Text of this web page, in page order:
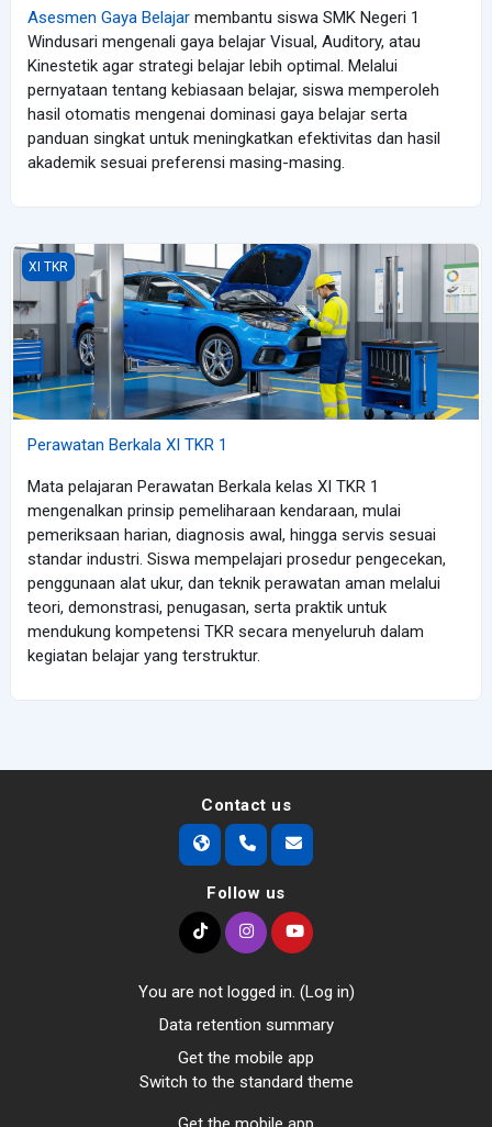
Asesmen Gaya Belajar membantu siswa SMK Negeri 1
Windusari mengenali gaya belajar Visual, Auditory, atau
Kinestetik agar strategi belajar lebih optimal. Melalui
pernyataan tentang kebiasaan belajar, siswa memperoleh
hasil otomatis mengenai dominasi gaya belajar serta
panduan singkat untuk meningkatkan efektivitas dan hasil
akademik sesuai preferensi masing-masing.
Perawatan Berkala XI TKR 1
XI TKR
Perawatan Berkala XI TKR 1
Mata pelajaran Perawatan Berkala kelas XI TKR 1
mengenalkan prinsip pemeliharaan kendaraan, mulai
pemeriksaan harian, diagnosis awal, hingga servis sesuai
standar industri. Siswa mempelajari prosedur pengecekan,
penggunaan alat ukur, dan teknik perawatan aman melalui
teori, demonstrasi, penugasan, serta praktik untuk
mendukung kompetensi TKR secara menyeluruh dalam
kegiatan belajar yang terstruktur.
Contact us
Follow us
You are not logged in. (Log in)
Data retention summary
Get the mobile app
Switch to the standard theme